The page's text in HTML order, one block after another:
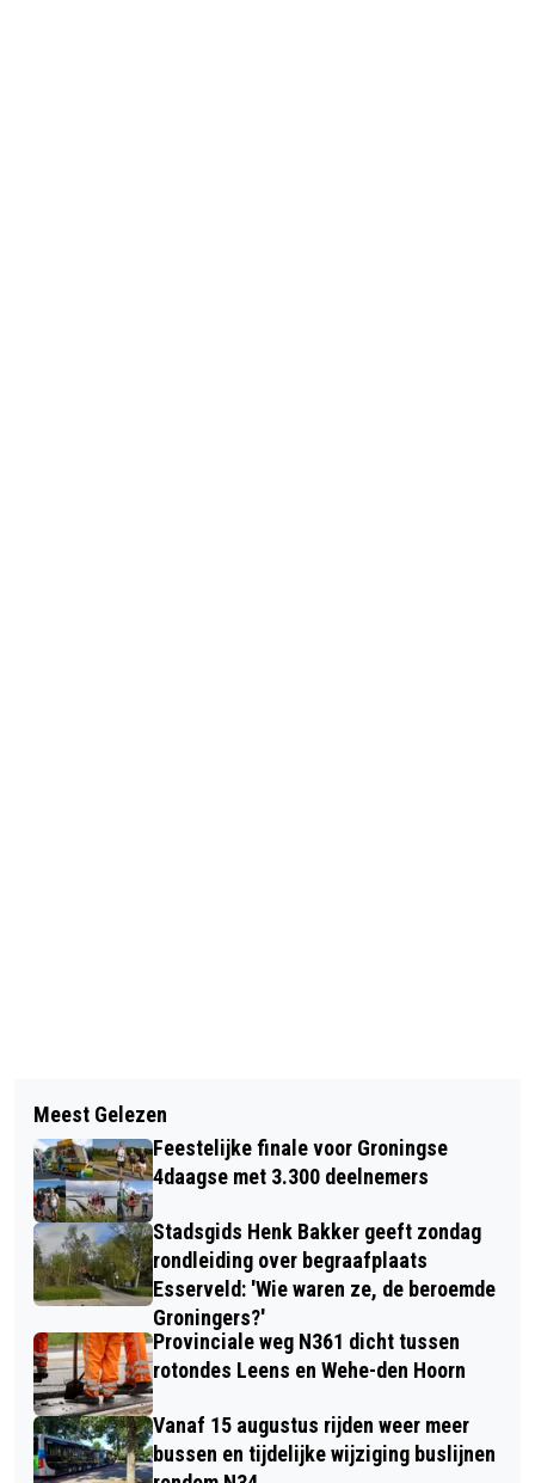
INFORMATIEBIJEENKOMST OVER
GEBIEDSVISIE UMCG/VRYDEMALAAN
RUSTIG HERFSTWEER KOMEND
WEEKEND
Meest Gelezen
Feestelijke finale voor Groningse
4daagse met 3.300 deelnemers
Stadsgids Henk Bakker geeft zondag
rondleiding over begraafplaats
Esserveld: 'Wie waren ze, de beroemde
Groningers?'
Provinciale weg N361 dicht tussen
rotondes Leens en Wehe-den Hoorn
Vanaf 15 augustus rijden weer meer
bussen en tijdelijke wijziging buslijnen